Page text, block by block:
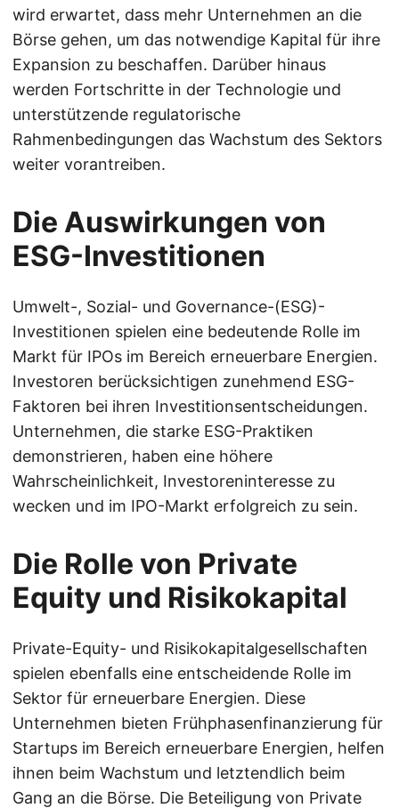
wird erwartet, dass mehr Unternehmen an die
Börse gehen, um das notwendige Kapital für ihre
Expansion zu beschaffen. Darüber hinaus
werden Fortschritte in der Technologie und
unterstützende regulatorische
Rahmenbedingungen das Wachstum des Sektors
weiter vorantreiben.
Die Auswirkungen von
ESG-Investitionen
Umwelt-, Sozial- und Governance-(ESG)-
Investitionen spielen eine bedeutende Rolle im
Markt für IPOs im Bereich erneuerbare Energien.
Investoren berücksichtigen zunehmend ESG-
Faktoren bei ihren Investitionsentscheidungen.
Unternehmen, die starke ESG-Praktiken
demonstrieren, haben eine höhere
Wahrscheinlichkeit, Investoreninteresse zu
wecken und im IPO-Markt erfolgreich zu sein.
Die Rolle von Private
Equity und Risikokapital
Private-Equity- und Risikokapitalgesellschaften
spielen ebenfalls eine entscheidende Rolle im
Sektor für erneuerbare Energien. Diese
Unternehmen bieten Frühphasenfinanzierung für
Startups im Bereich erneuerbare Energien, helfen
ihnen beim Wachstum und letztendlich beim
Gang an die Börse. Die Beteiligung von Private